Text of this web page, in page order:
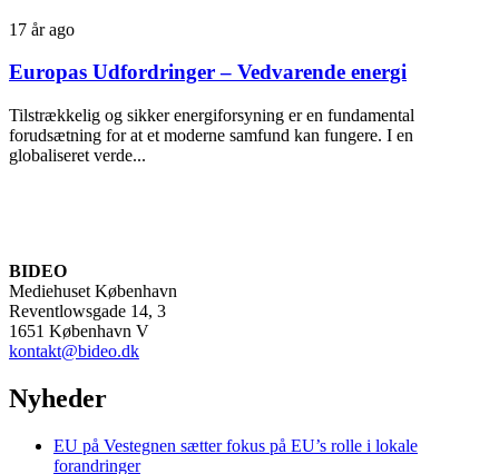
17 år ago
Europas Udfordringer – Vedvarende energi
Tilstrækkelig og sikker energiforsyning er en fundamental
forudsætning for at et moderne samfund kan fungere. I en
globaliseret verde...
BIDEO
Mediehuset København
Reventlowsgade 14, 3
1651 København V
kontakt@bideo.dk
Nyheder
EU på Vestegnen sætter fokus på EU’s rolle i lokale
forandringer